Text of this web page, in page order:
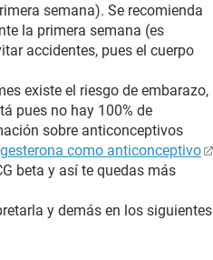
semana). Se recomienda
la primera semana (es
accidentes, pues el cuerpo
existe el riesgo de embarazo,
pues no hay 100% de
sobre anticonceptivos
como anticonceptivo
beta y así te quedas más
y demás en los siguientes